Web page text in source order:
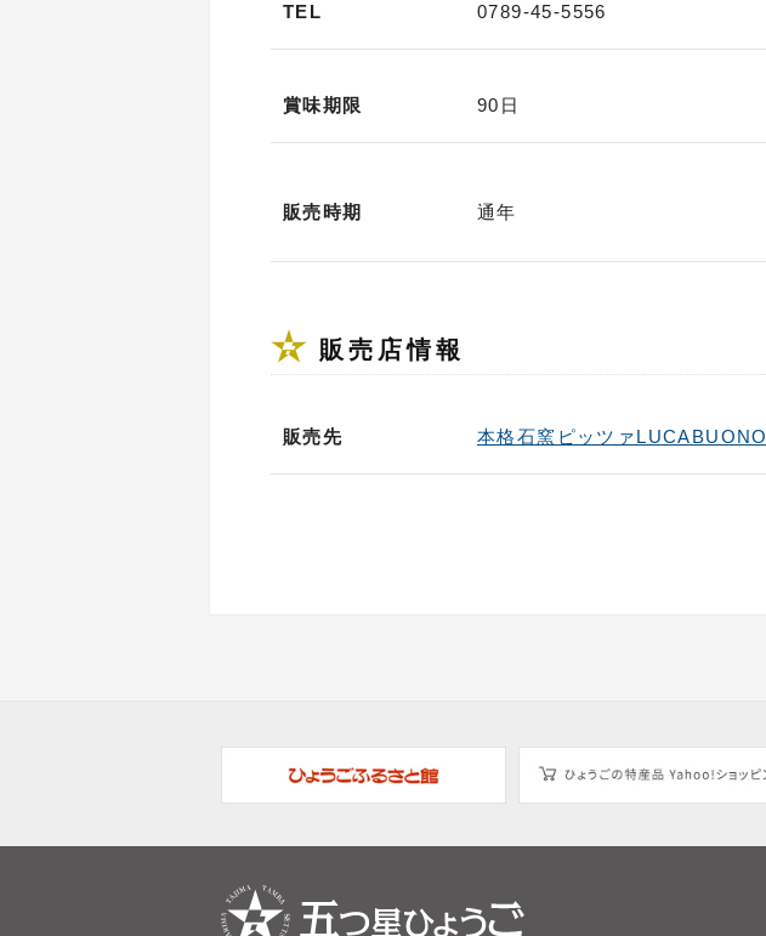
TEL 0789-45-5556
賞味期限 90日
販売時期 通年
販売店情報
販売先 本格石窯ピッツァLUCABUONO